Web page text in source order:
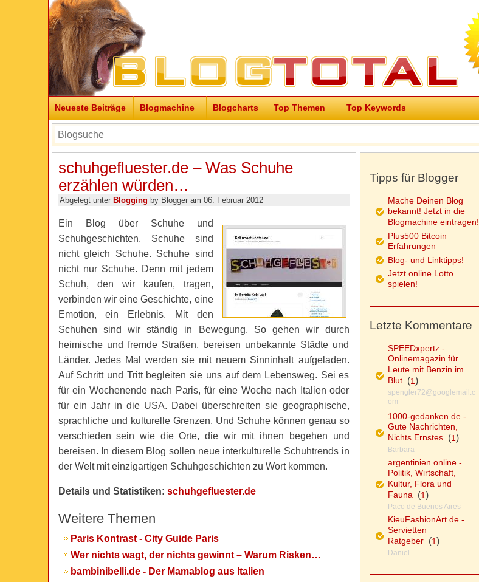
Neueste Beiträge Blogmachine Blogcharts Top Themen Top Keywords
schuhgefluester.de – Was Schuhe
erzählen würden…
Abgelegt unter Blogging by Blogger am 06. Februar 2012
Ein Blog über Schuhe und
Schuhgeschichten. Schuhe sind
nicht gleich Schuhe. Schuhe sind
nicht nur Schuhe. Denn mit jedem
Schuh, den wir kaufen, tragen,
verbinden wir eine Geschichte, eine
Emotion, ein Erlebnis. Mit den
Schuhen sind wir ständig in Bewegung. So gehen wir durch
heimische und fremde Straßen, bereisen unbekannte Städte und
Länder. Jedes Mal werden sie mit neuem Sinninhalt aufgeladen.
Auf Schritt und Tritt begleiten sie uns auf dem Lebensweg. Sei es
für ein Wochenende nach Paris, für eine Woche nach Italien oder
für ein Jahr in die USA. Dabei überschreiten sie geographische,
sprachliche und kulturelle Grenzen. Und Schuhe können genau so
verschieden sein wie die Orte, die wir mit ihnen begehen und
bereisen. In diesem Blog sollen neue interkulturelle Schuhtrends in
der Welt mit einzigartigen Schuhgeschichten zu Wort kommen.
Details und Statistiken: schuhgefluester.de
Weitere Themen
Paris Kontrast - City Guide Paris
Wer nichts wagt, der nichts gewinnt – Warum Risken…
bambinibelli.de - Der Mamablog aus Italien
Tipps für Blogger
Mache Deinen Blog
bekannt! Jetzt in die
Blogmachine eintragen!
Plus500 Bitcoin
Erfahrungen
Blog- und Linktipps!
Jetzt online Lotto
spielen!
Letzte Kommentare
SPEEDxpertz -
Onlinemagazin für
Leute mit Benzin im
Blut(1)
spengler72@googlemail.c
om
1000-gedanken.de -
Gute Nachrichten,
Nichts Ernstes(1)
Barbara
argentinien.online -
Politik, Wirtschaft,
Kultur, Flora und
Fauna(1)
Paco de Buenos Aires
KieuFashionArt.de -
Servietten
Ratgeber(1)
Daniel